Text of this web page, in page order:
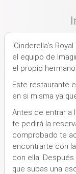
‘Cinderella’s
el equipo de
el propio
Este restaurante
en si misma ya
Antes de entrar a
te pedirá la
comprobado te
encontrarte con
con ella.
que subas una